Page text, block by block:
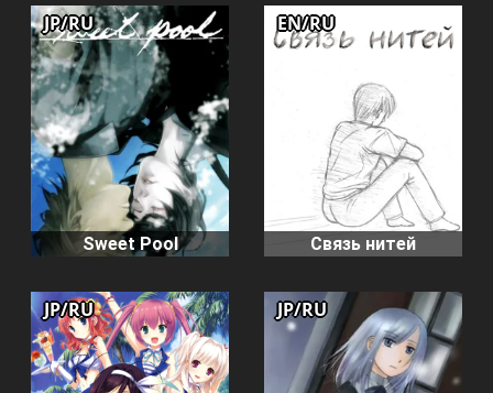
Sweet Pool
JP/RU
Связь нитей
EN/RU
JP/RU JP/RU